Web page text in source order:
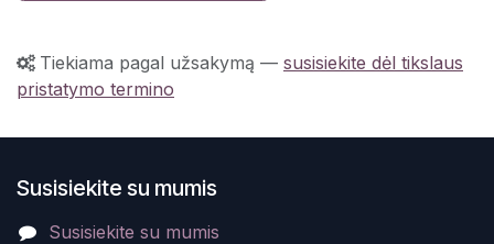
Tiekiama pagal užsakymą — susisiekite dėl tikslaus
pristatymo termino
Susisiekite su mumis
Susisiekite su mumis